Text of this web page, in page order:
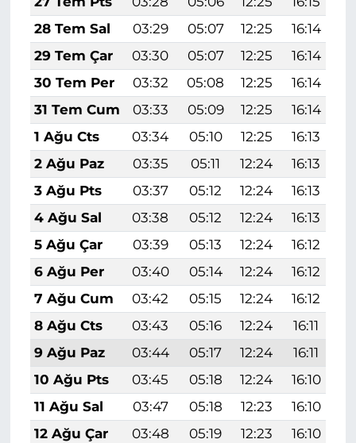
28 Tem Sal
03:29 05:07 12:25 16:14
29 Tem Çar
03:30 05:07 12:25 16:14
30 Tem Per
03:32 05:08 12:25 16:14
31 Tem Cum
03:33 05:09 12:25 16:14
1 Ağu Cts
03:34 05:10 12:25 16:13
2 Ağu Paz
03:35 05:11 12:24 16:13
3 Ağu Pts
03:37 05:12 12:24 16:13
4 Ağu Sal
03:38 05:12 12:24 16:13
5 Ağu Çar
03:39 05:13 12:24 16:12
6 Ağu Per
03:40 05:14 12:24 16:12
7 Ağu Cum
03:42 05:15 12:24 16:12
8 Ağu Cts
03:43 05:16 12:24 16:11
9 Ağu Paz
03:44 05:17 12:24 16:11
10 Ağu Pts
03:45 05:18 12:24 16:10
11 Ağu Sal
03:47 05:18 12:23 16:10
12 Ağu Çar
03:48 05:19 12:23 16:10